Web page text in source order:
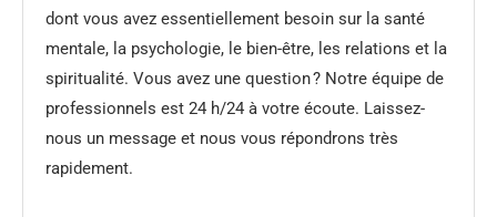
dont vous avez essentiellement besoin sur la santé
mentale, la psychologie, le bien-être, les relations et la
spiritualité. Vous avez une question ? Notre équipe de
professionnels est 24 h/24 à votre écoute. Laissez-
nous un message et nous vous répondrons très
rapidement.